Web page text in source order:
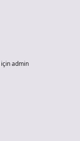
içinadmin